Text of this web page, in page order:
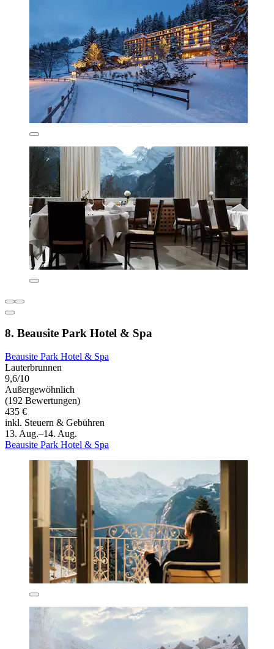
8. Beausite Park Hotel & Spa
Beausite Park Hotel & Spa
Lauterbrunnen
9,6/10
Außergewöhnlich
(192 Bewertungen)
435 €
inkl. Steuern & Gebühren
13. Aug.–14. Aug.
Beausite Park Hotel & Spa